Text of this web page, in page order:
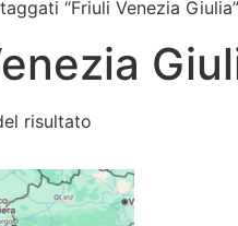
“Friuli Venezia Giulia”
risultato